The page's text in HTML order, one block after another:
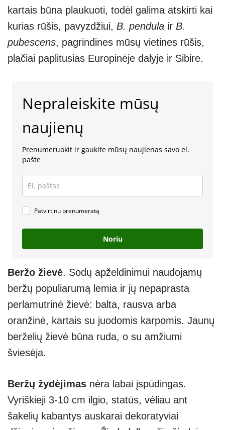
kartais būna plaukuoti, todėl galima atskirti kai
kurias rūšis, pavyzdžiui, B. pendula ir B.
pubescens, pagrindines mūsų vietines rūšis,
plačiai paplitusias Europinėje dalyje ir Sibire.
Nepraleiskite mūsų
naujienų
Prenumeruokit ir gaukite mūsų naujienas savo el.
pašte
Patvirtinu prenumeratą
Noriu
Beržo žievė. Sodų apželdinimui naudojamų
beržų populiarumą lemia ir jų nepaprasta
perlamutrinė žievė: balta, rausva arba
oranžinė, kartais su juodomis karpomis. Jaunų
berželių žievė būna ruda, o su amžiumi
šviesėja.
Beržų žydėjimas nėra labai įspūdingas.
Vyriškieji 3-10 cm ilgio, statūs, vėliau ant
šakelių kabantys auskarai dekoratyviai